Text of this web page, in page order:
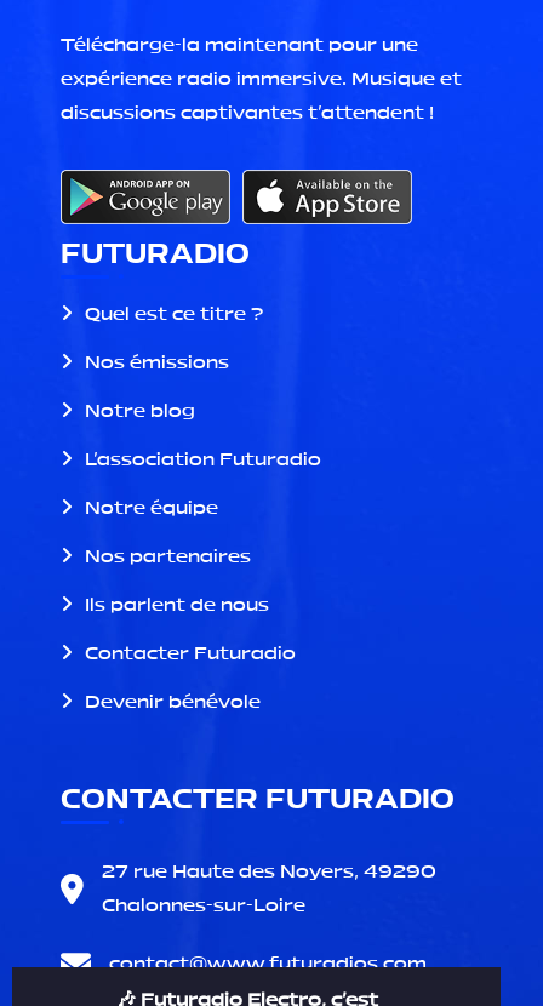
Télécharge-la maintenant pour une
expérience radio immersive. Musique et
discussions captivantes t'attendent !
FUTURADIO
Quel est ce titre ?
Nos émissions
Notre blog
L'association Futuradio
Notre équipe
Nos partenaires
Ils parlent de nous
Contacter Futuradio
Devenir bénévole
CONTACTER FUTURADIO
27 rue Haute des Noyers, 49290
Chalonnes-sur-Loire
contact@www.futuradios.com
🎶 Futuradio Electro, c'est